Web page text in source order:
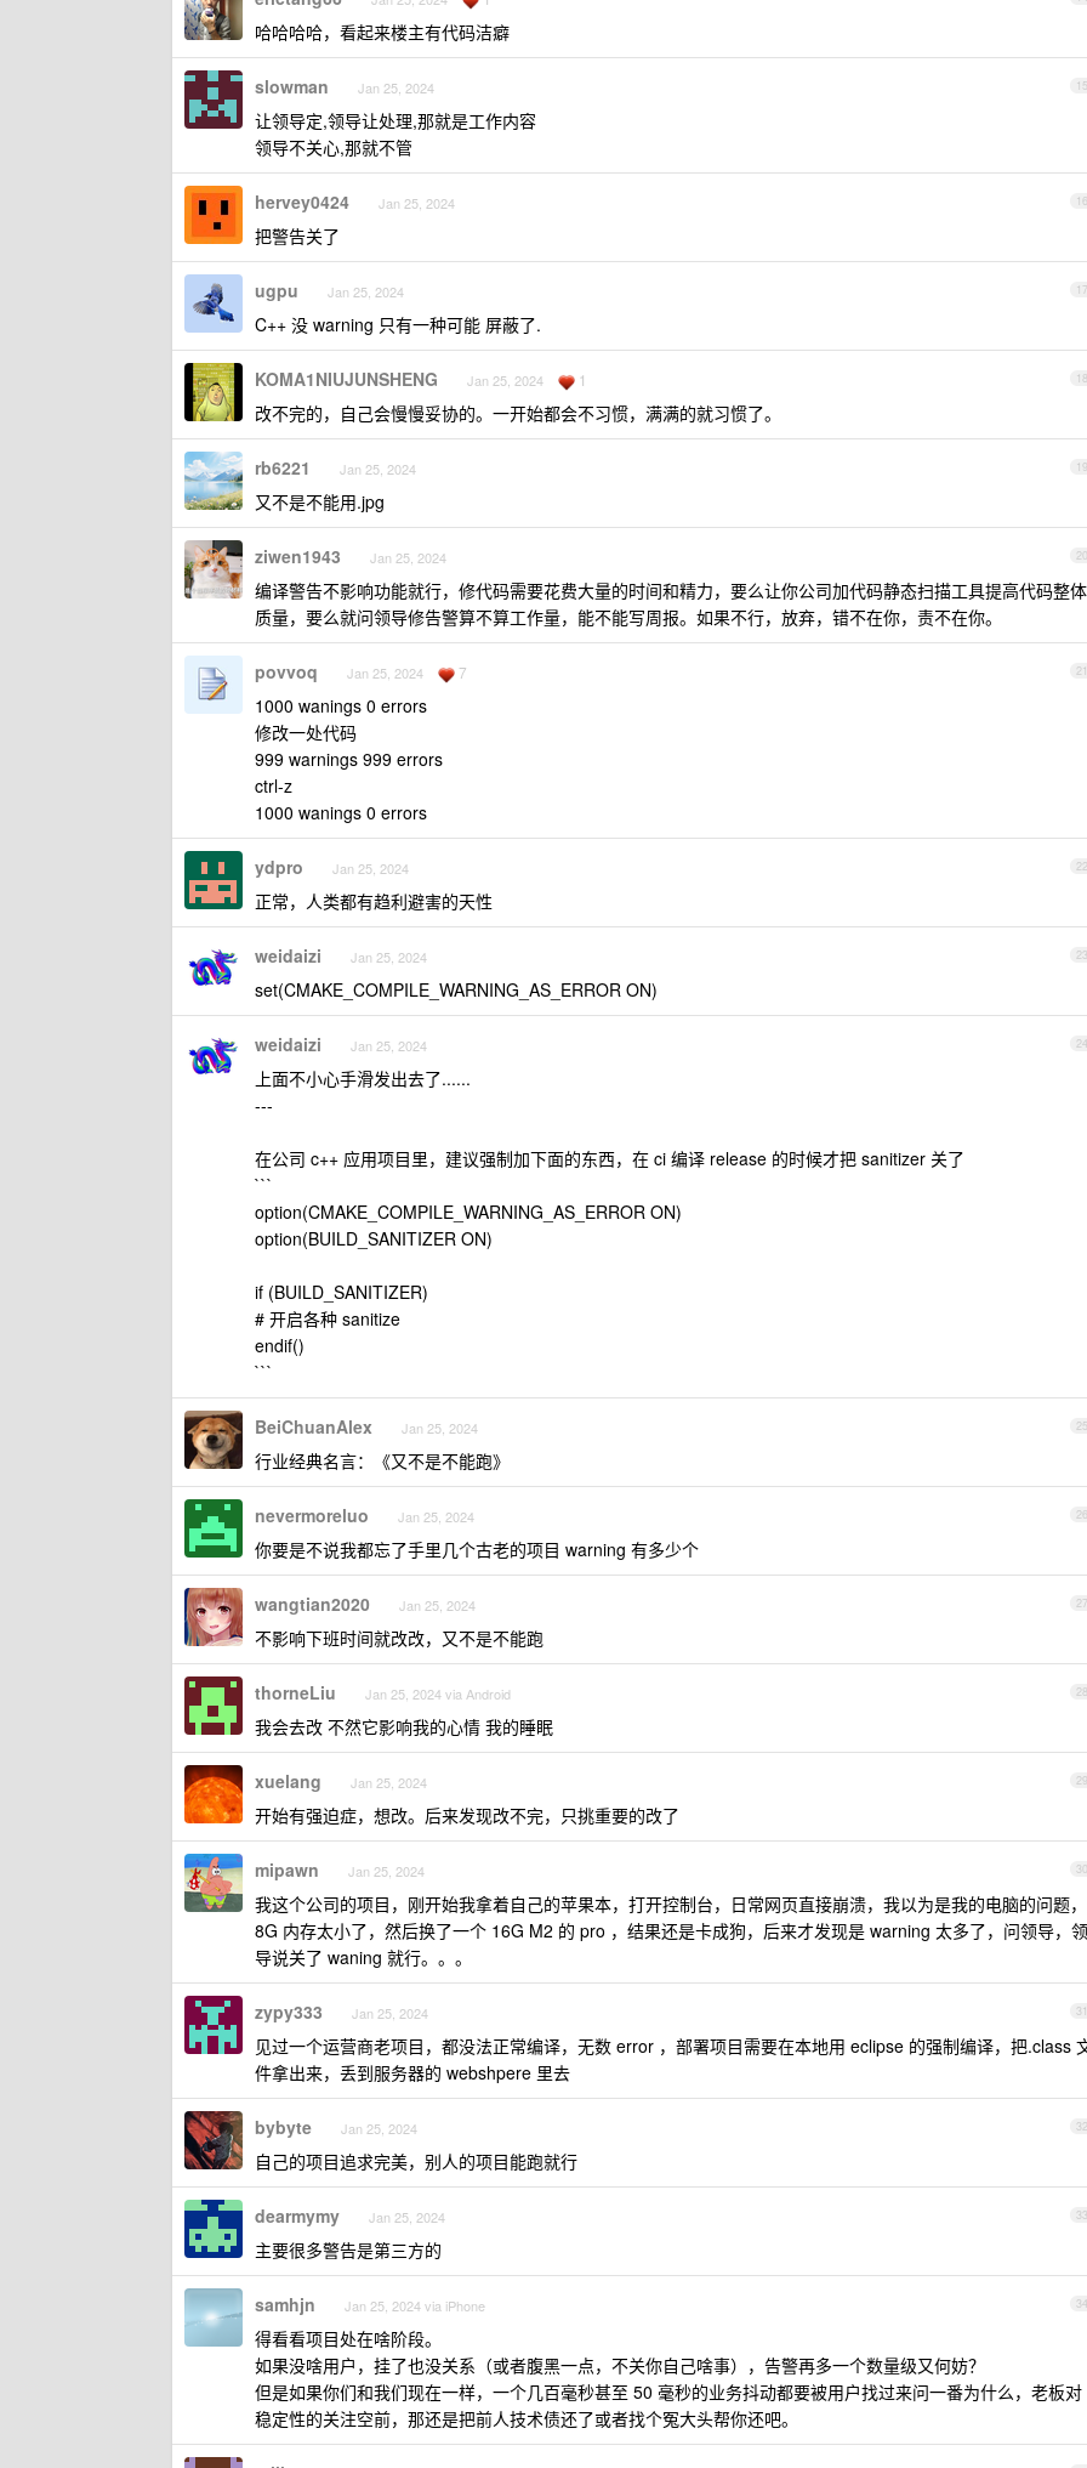
哈哈哈哈，看起来楼主有代码洁癖
15
slowman Jan 25, 2024
让领导定,领导让处理,那就是工作内容
领导不关心,那就不管
16
hervey0424 Jan 25, 2024
把警告关了
17
ugpu Jan 25, 2024
C++ 没 warning 只有一种可能 屏蔽了.
18
KOMA1NIUJUNSHENG Jan 25, 2024 1
改不完的，自己会慢慢妥协的。一开始都会不习惯，满满的就习惯了。
19
rb6221 Jan 25, 2024
又不是不能用.jpg
20
ziwen1943 Jan 25, 2024
编译警告不影响功能就行，修代码需要花费大量的时间和精力，要么让你公司加代码静态扫描工具提高代码整体
质量，要么就问领导修告警算不算工作量，能不能写周报。如果不行，放弃，错不在你，责不在你。
21
povvoq Jan 25, 2024 7
1000 wanings 0 errors
修改一处代码
999 warnings 999 errors
ctrl-z
1000 wanings 0 errors
22
ydpro Jan 25, 2024
正常，人类都有趋利避害的天性
23
weidaizi Jan 25, 2024
set(CMAKE_COMPILE_WARNING_AS_ERROR ON)
24
weidaizi Jan 25, 2024
上面不小心手滑发出去了......
---
在公司 c++ 应用项目里，建议强制加下面的东西，在 ci 编译 release 的时候才把 sanitizer 关了
```
option(CMAKE_COMPILE_WARNING_AS_ERROR ON)
option(BUILD_SANITIZER ON)
if (BUILD_SANITIZER)
# 开启各种 sanitize
endif()
```
25
BeiChuanAlex Jan 25, 2024
行业经典名言：《又不是不能跑》
26
nevermoreluo Jan 25, 2024
你要是不说我都忘了手里几个古老的项目 warning 有多少个
27
wangtian2020 Jan 25, 2024
不影响下班时间就改改，又不是不能跑
28
thorneLiu Jan 25, 2024 via Android
我会去改 不然它影响我的心情 我的睡眠
29
xuelang Jan 25, 2024
开始有强迫症，想改。后来发现改不完，只挑重要的改了
30
mipawn Jan 25, 2024
我这个公司的项目，刚开始我拿着自己的苹果本，打开控制台，日常网页直接崩溃，我以为是我的电脑的问题，
8G 内存太小了，然后换了一个 16G M2 的 pro ，结果还是卡成狗，后来才发现是 warning 太多了，问领导，领
导说关了 waning 就行。。。
31
zypy333 Jan 25, 2024
见过一个运营商老项目，都没法正常编译，无数 error ，部署项目需要在本地用 eclipse 的强制编译，把.class
件拿出来，丢到服务器的 webshpere 里去
32
bybyte Jan 25, 2024
自己的项目追求完美，别人的项目能跑就行
33
dearmymy Jan 25, 2024
主要很多警告是第三方的
34
samhjn Jan 25, 2024 via iPhone
得看看项目处在啥阶段。
如果没啥用户，挂了也没关系（或者腹黑一点，不关你自己啥事），告警再多一个数量级又何妨？
但是如果你们和我们现在一样，一个几百毫秒甚至 50 毫秒的业务抖动都要被用户找过来问一番为什么，老板对
稳定性的关注空前，那还是把前人技术债还了或者找个冤大头帮你还吧。